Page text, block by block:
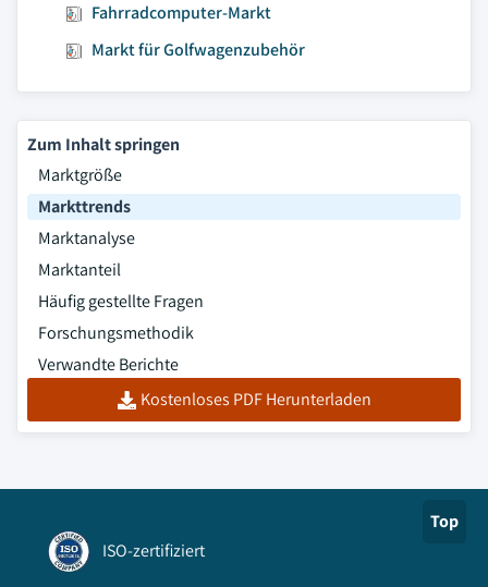
Fahrradcomputer-Markt
Markt für Golfwagenzubehör
Zum Inhalt springen
Marktgröße
Markttrends
Marktanalyse
Marktanteil
Häufig gestellte Fragen
Forschungsmethodik
Verwandte Berichte
Kostenloses PDF Herunterladen
Top
ISO-zertifiziert